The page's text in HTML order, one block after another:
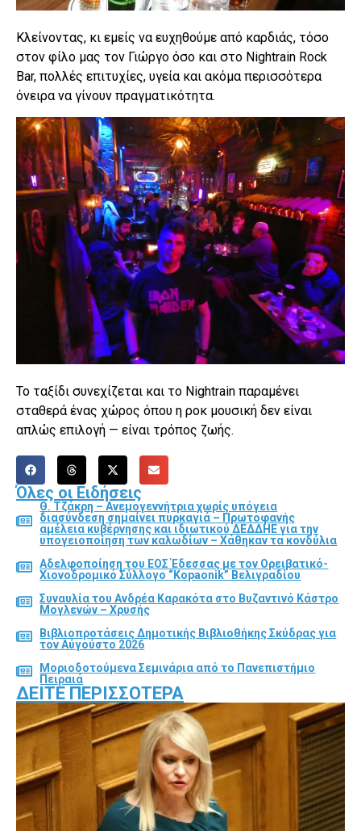
Κλείνοντας, κι εμείς να ευχηθούμε από καρδιάς, τόσο
στον φίλο μας τον Γιώργο όσο και στο Nightrain Rock
Bar, πολλές επιτυχίες, υγεία και ακόμα περισσότερα
όνειρα να γίνουν πραγματικότητα.
Το ταξίδι συνεχίζεται και το Nightrain παραμένει
σταθερά ένας χώρος όπου η ροκ μουσική δεν είναι
απλώς επιλογή — είναι τρόπος ζωής.
Όλες οι Ειδήσεις
Θ. Τζάκρη – Ανεμογεννήτρια χωρίς υπόγεια
διασύνδεση σημαίνει πυρκαγιά – Πρωτοφανής
αμέλεια κυβέρνησης και ιδιωτικού ΔΕΔΔΗΕ για την
υπογειοποίηση των καλωδίων – Χάθηκαν τα κονδύλια
Αδελφοποίηση του ΕΟΣ Έδεσσας με τον Ορειβατικό-
Χιονοδρομικό Σύλλογο “Kopaonik” Βελιγραδίου
Συναυλία του Ανδρέα Καρακότα στο Βυζαντινό Κάστρο
Μογλενών – Χρυσής
Βιβλιοπροτάσεις Δημοτικής Βιβλιοθήκης Σκύδρας για
τον Αύγούστο 2026
Μοριοδοτούμενα Σεμινάρια από το Πανεπιστήμιο
Πειραιά
ΔΕΊΤΕ ΠΕΡΙΣΣΌΤΕΡΑ